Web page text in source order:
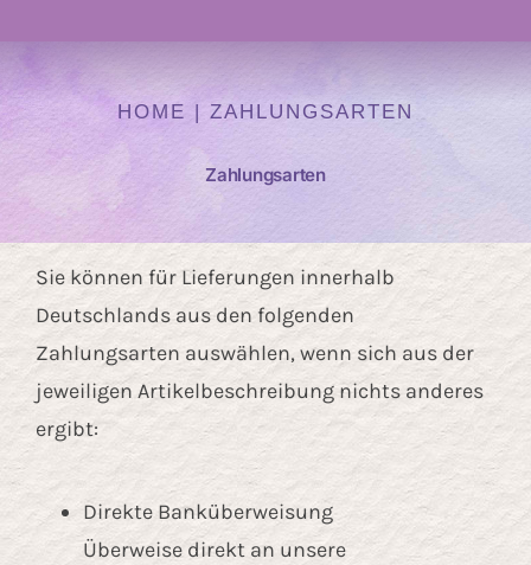
Navigation
Atelier
Heilen mit Farben
Auftragskunst
Kunst Onlineshop
Über mich
Kontakt
HOME | ZAHLUNGSARTEN
Zahlungsarten
Sie können für Lieferungen innerhalb
Deutschlands aus den folgenden
Zahlungsarten auswählen, wenn sich aus der
jeweiligen Artikelbeschreibung nichts anderes
ergibt:
Direkte Banküberweisung
Überweise direkt an unsere